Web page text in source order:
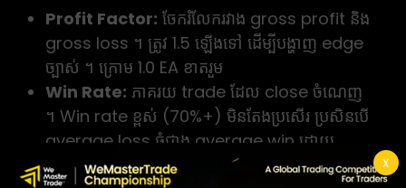
X
Profit Factor: ចែករំលែករវាង gross profit និង
gross loss ។ ត្រូវ 1.5 ឡើងទៅ ដើម្បីបង្ហាញ edge
ច្បាស់ ។ ក្រោម 1.0 EA ខាតរួម
Win Rate: ភាគរយ trade ដែល close ចំណេញ
។ Win rate ខ្ពស់ (70%+) មិនតែងប្រសើរ ប្រសិនបើ
average loss ធំជាង average win ដោយ
significant